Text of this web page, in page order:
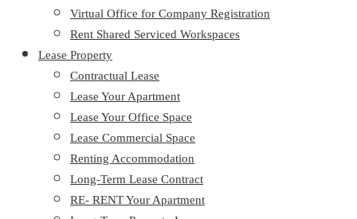
Virtual Office for Company Registration
Rent Shared Serviced Workspaces
Lease Property
Contractual Lease
Lease Your Apartment
Lease Your Office Space
Lease Commercial Space
Renting Accommodation
Long-Term Lease Contract
RE- RENT Your Apartment